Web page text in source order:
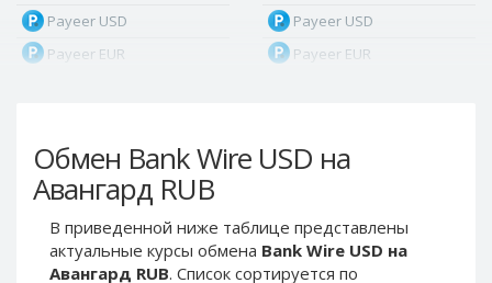
Обмен Bank Wire USD на
Авангард RUB
В приведенной ниже таблице представлены
актуальные курсы обмена Bank Wire USD на
Авангард RUB. Список сортируется по
Payeer USD
Payeer EUR
Payeer Tether ERC20
(USDT)
Payeer UAH
ЮMoney RUB
ЮMoney KZT
Payeer USD
Payeer EUR
Payeer Tether ERC20
(USDT)
ЮMoney RUB
ЮMoney KZT